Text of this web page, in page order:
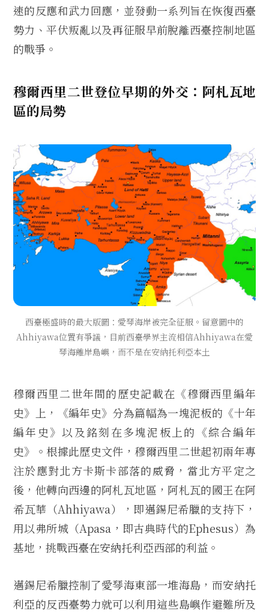
速的反應和武力回應，並發動一系列旨在恢復西臺
勢力、平伏叛亂以及再征服早前脫離西臺控制地區
的戰爭。
穆爾西里二世登位早期的外交：阿札瓦地
區的局勢
西臺極盛時的最大版圖：愛琴海岸被完全征服。留意圖中的
Ahhiyawa位置有爭議，目前西臺學界主流相信Ahhiyawa在愛
琴海離岸島嶼，而不是在安納托利亞本土
穆爾西里二世年間的歷史記載在《穆爾西里編年
史》上，《編年史》分為篇幅為一塊泥板的《十年
編年史》以及銘刻在多塊泥板上的《綜合編年
史》。根據此歷史文件，穆爾西里二世起初兩年專
注於應對北方卡斯卡部落的威脅，當北方平定之
後，他轉向西邊的阿札瓦地區，阿札瓦的國王在阿
希瓦華（Ahhiyawa），即邁錫尼希臘的支持下，
用以弗所城（Apasa，即古典時代的Ephesus）為
基地，挑戰西臺在安納托利亞西部的利益。
邁錫尼希臘控制了愛琴海東部一堆海島，而安納托
利亞的反西臺勢力就可以利用這些島嶼作避難所及